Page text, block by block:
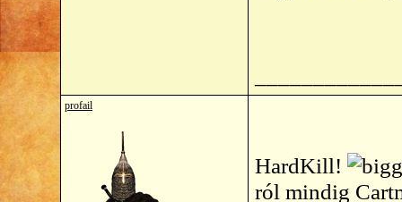
profail
HardKill!
ról mindig